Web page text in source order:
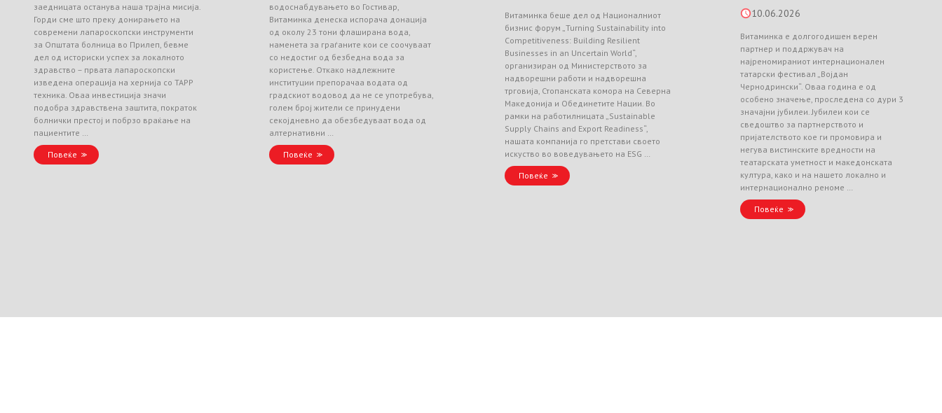
заедницата останува наша трајна мисија.
Горди сме што преку донирањето на
современи лапароскопски инструменти
за Општата болница во Прилеп, бевме
дел од историски успех за локалното
здравство – првата лапароскопски
изведена операција на хернија со TAPP
техника. Оваа инвестиција значи
подобра здравствена заштита, пократок
болнички престој и побрзо враќање на
пациентите …
Повеќе
водоснабдувањето во Гостивар,
Витаминка денеска испорача донација
од околу 23 тони флаширана вода,
наменета за граѓаните кои се соочуваат
со недостиг од безбедна вода за
користење. Откако надлежните
институции препорачаа водата од
градскиот водовод да не се употребува,
голем број жители се принудени
секојдневно да обезбедуваат вода од
алтернативни …
Повеќе
Витаминка беше дел од Националниот
бизнис форум „Turning Sustainability into
Competitiveness: Building Resilient
Businesses in an Uncertain World“,
организиран од Министерството за
надворешни работи и надворешна
трговија, Стопанската комора на Северна
Македонија и Обединетите Нации. Во
рамки на работилницата „Sustainable
Supply Chains and Export Readiness“,
нашата компанија го претстави своето
искуство во воведувањето на ESG …
Повеќе
10.06.2026
Витаминка е долгогодишен верен
партнер и поддржувач на
најреномираниот интернационален
татарски фестивал „Војдан
Чернодрински“. Оваа година е од
особено значење, проследена со дури 3
значајни јубилеи. Јубилеи кои се
сведоштво за партнерството и
пријателството кое ги промовира и
негува вистинските вредности на
театарската уметност и македонската
култура, како и на нашето локално и
интернационално реноме …
Повеќе